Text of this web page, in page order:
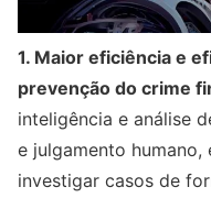
1. Maior eficiência e
prevenção do crime
inteligência e análise
e julgamento
investigar casos de